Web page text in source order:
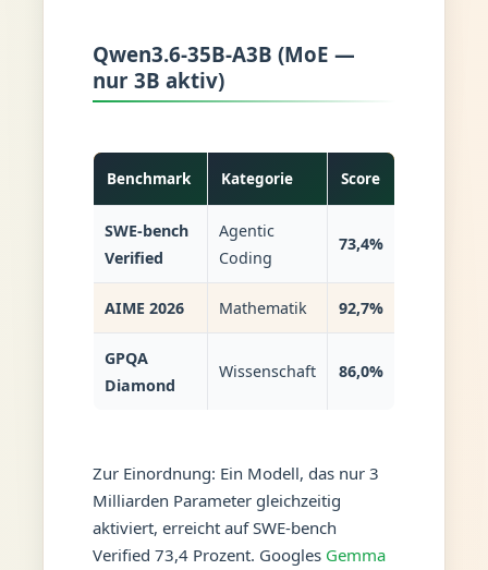
Qwen3.6-35B-A3B (MoE —
nur 3B aktiv)
Benchmark Kategorie Score
SWE-bench
Verified
Agentic
Coding
73,4%
AIME 2026 Mathematik 92,7%
GPQA
Diamond
Wissenschaft 86,0%
Zur Einordnung: Ein Modell, das nur 3
Milliarden Parameter gleichzeitig
aktiviert, erreicht auf SWE-bench
Verified 73,4 Prozent. Googles Gemma